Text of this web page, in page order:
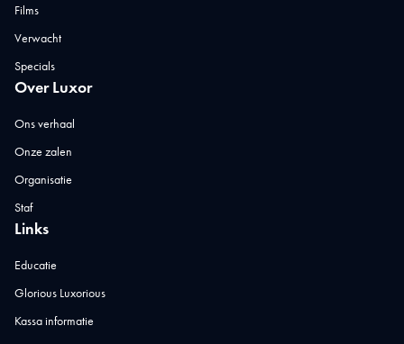
Films
Verwacht
Specials
Over Luxor
Ons verhaal
Onze zalen
Organisatie
Staf
Links
Educatie
Glorious Luxorious
Kassa informatie